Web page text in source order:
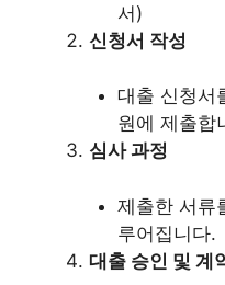
서)
신청서 작성
대출 신청서
원에 제출합
심사 과정
제출한 서류
루어집니다.
대출 승인 및 계